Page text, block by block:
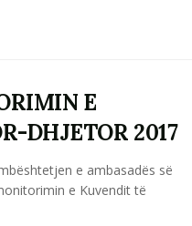
E
DHJETOR 2017
e ambasadës së
e Kuvendit të